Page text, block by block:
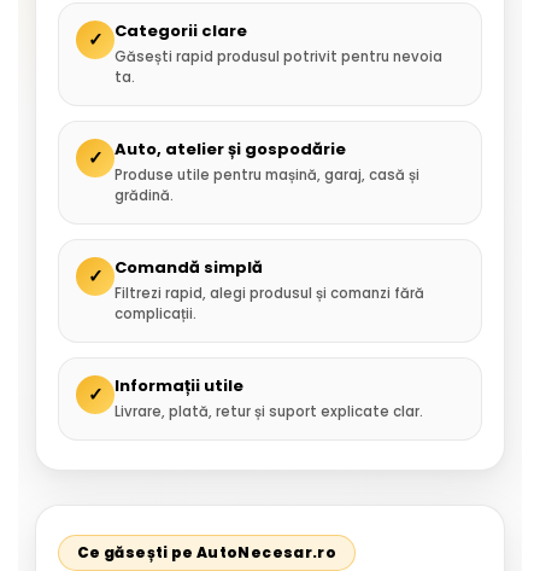
✓ Categorii clare
Găsești rapid produsul potrivit pentru nevoia
ta.
✓ Auto, atelier și gospodărie
Produse utile pentru mașină, garaj, casă și
grădină.
✓ Comandă simplă
Filtrezi rapid, alegi produsul și comanzi fără
complicații.
✓ Informații utile
Livrare, plată, retur și suport explicate clar.
Ce găsești pe AutoNecesar.ro